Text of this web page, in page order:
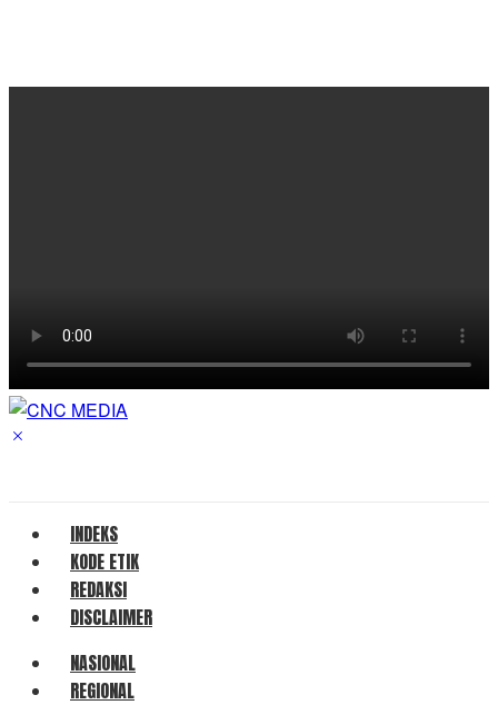
INDEKS
KODE ETIK
REDAKSI
DISCLAIMER
NASIONAL
REGIONAL